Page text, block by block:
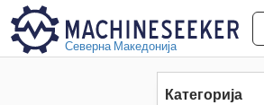
Северна Македонија
Категорија